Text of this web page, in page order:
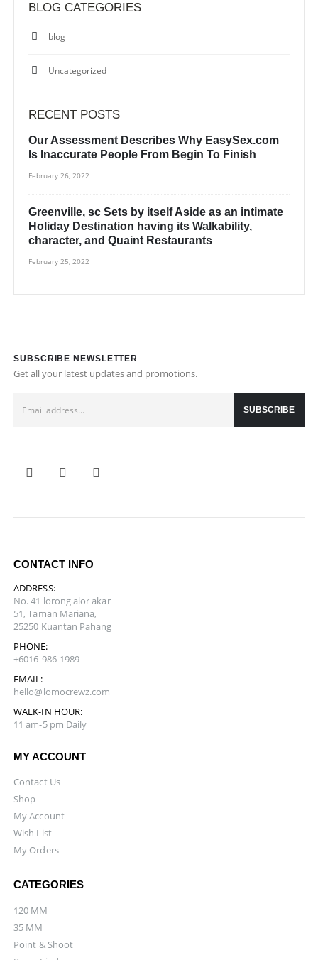
BLOG CATEGORIES
blog
Uncategorized
RECENT POSTS
Our Assessment Describes Why EasySex.com
Is Inaccurate People From Begin To Finish
February 26, 2022
Greenville, sc Sets by itself Aside as an intimate
Holiday Destination having its Walkability,
character, and Quaint Restaurants
February 25, 2022
SUBSCRIBE NEWSLETTER
Get all your latest updates and promotions.
CONTACT INFO
ADDRESS:
No. 41 lorong alor akar
51, Taman Mariana,
25250 Kuantan Pahang
PHONE:
+6016-986-1989
EMAIL:
hello@lomocrewz.com
WALK-IN HOUR:
11 am-5 pm Daily
MY ACCOUNT
Contact Us
Shop
My Account
Wish List
My Orders
CATEGORIES
120 MM
35 MM
Point & Shoot